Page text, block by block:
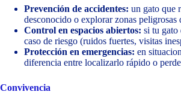
Prevención de accidentes: un gato que
desconocido o explorar zonas peligrosas
Control en espacios abiertos: si tu gato
caso de riesgo (ruidos fuertes, visitas
Protección en emergencias: en
diferencia entre localizarlo rápido o
Convivencia